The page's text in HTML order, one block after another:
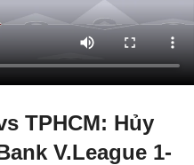
TPHCM: Hủy
V.League 1-